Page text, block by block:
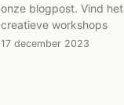
onze blogpost. Vind
creatieve workshops
17 december 2023